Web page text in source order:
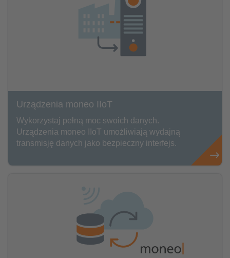
Urządzenia moneo IIoT
Wykorzystaj pełną moc swoich danych.
Urządzenia moneo IIoT umożliwiają wydajną
transmisję danych jako bezpieczny interfejs.